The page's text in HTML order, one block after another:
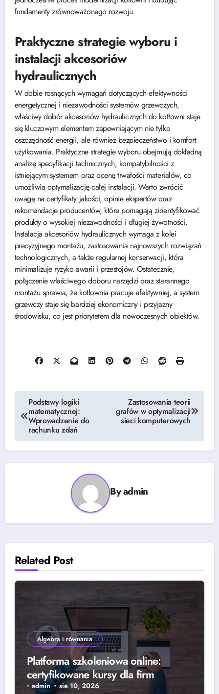
fundamenty zrównoważonego rozwoju.
Praktyczne strategie wyboru i
instalacji akcesoriów
hydraulicznych
W dobie rosnących wymagań dotyczących efektywności
energetycznej i niezawodności systemów grzewczych,
właściwy dobór akcesoriów hydraulicznych do kotłowni staje
się kluczowym elementem zapewniającym nie tylko
oszczędność energii, ale również bezpieczeństwo i komfort
użytkowania. Praktyczne strategie wyboru obejmują dokładną
analizę specyfikacji technicznych, kompatybilności z
istniejącym systemem oraz ocenę trwałości materiałów, co
umożliwia optymalizację całej instalacji. Warto zwrócić
uwagę na certyfikaty jakości, opinie ekspertów oraz
rekomendacje producentów, które pomagają zidentyfikować
produkty o wysokiej niezawodności i długiej żywotności.
Instalacja akcesoriów hydraulicznych wymaga z kolei
precyzyjnego montażu, zastosowania najnowszych rozwiązań
technologicznych, a także regularnej konserwacji, która
minimalizuje ryzyko awarii i przestojów. Ostatecznie,
połączenie właściwego doboru narzędzi oraz starannego
montażu sprawia, że kotłownia pracuje efektywniej, a system
grzewczy staje się bardziej ekonomiczny i przyjazny
środowisku, co jest priorytetem dla nowoczesnych obiektów.
Nawigacja
wpisu
Podstawy logiki
matematycznej:
Wprowadzenie do
rachunku zdań
Zastosowania teorii
grafów w optymalizacji
sieci komputerowych
Byadmin
Related Post
Algebra i równania
Platforma szkoleniowa online:
certyfikowane kursy dla firm
admin sie 10, 2026